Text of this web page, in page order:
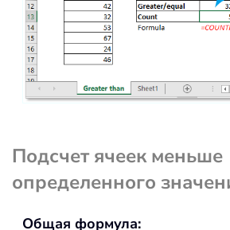
Подсчет ячеек меньше
определенного
Общая формула: